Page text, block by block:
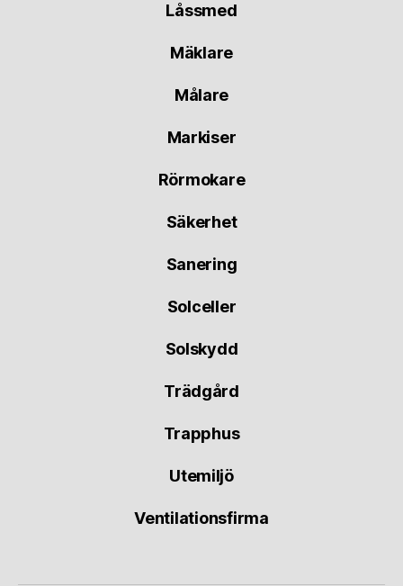
Låssmed
Mäklare
Målare
Markiser
Rörmokare
Säkerhet
Sanering
Solceller
Solskydd
Trädgård
Trapphus
Utemiljö
Ventilationsfirma